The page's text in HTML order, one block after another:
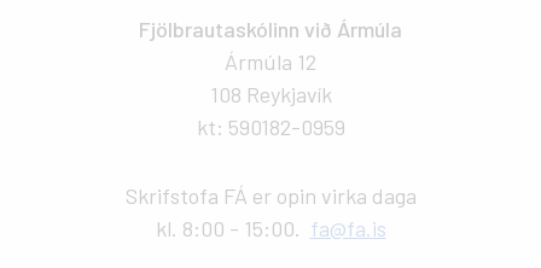
Fjölbrautaskólinn við Ármúla
Ármúla 12
108 Reykjavík
kt: 590182-0959
Skrifstofa FÁ er opin virka daga
kl. 8:00 - 15:00. fa@fa.is